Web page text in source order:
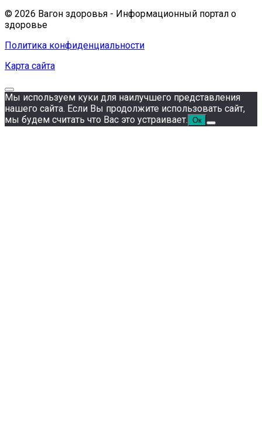
© 2026 Вагон здоровья - Информационный портал о
здоровье
Политика конфиденциальности
Карта сайта
Мы используем куки для наилучшего представления
нашего сайта. Если Вы продолжите использовать сайт,
мы будем считать что Вас это устраивает. Ок